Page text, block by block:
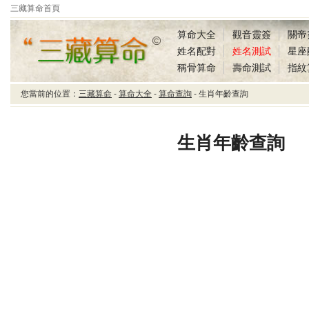
三藏算命首頁
三藏算命生肖年齡查詢
算命大全 觀音靈簽
關
姓名配對
姓名測試
星座
稱骨算命
壽命測試 指紋
您當前的位置： 三藏算命 - 算命大全 - 算命查詢 - 生肖年齡查詢
生肖年齡查詢